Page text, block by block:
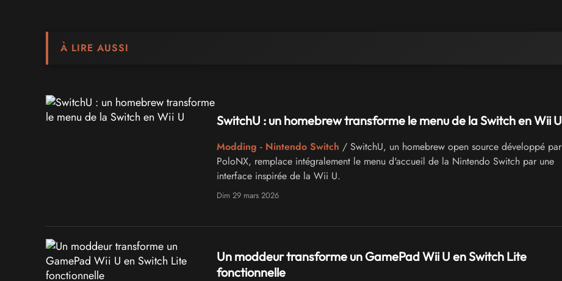
À LIRE AUSSI
SwitchU : un homebrew transforme le menu de la Switch en Wii U
Modding - Nintendo Switch / SwitchU, un homebrew open source développé par
PoloNX, remplace intégralement le menu d'accueil de la Nintendo Switch par une
interface inspirée de la Wii U.
Dim 29 mars 2026
Un moddeur transforme un GamePad Wii U en Switch Lite
fonctionnelle